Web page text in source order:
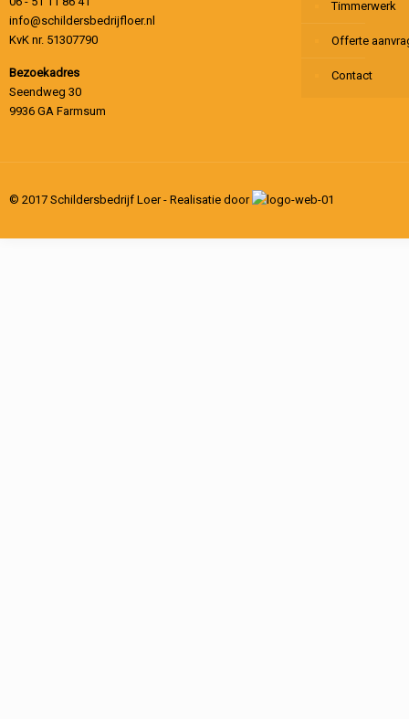
info@schildersbedrijfloer.nl
KvK nr. 51307790
Bezoekadres
Seendweg 30
9936 GA Farmsum
Timmerwerk
Offerte
Contact
© 2017 Schildersbedrijf Loer - Realisatie door